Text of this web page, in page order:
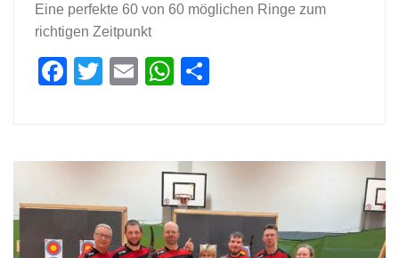
Eine perfekte 60 von 60 möglichen Ringe zum
richtigen Zeitpunkt
Facebook
Twitter
EmailWhatsApp